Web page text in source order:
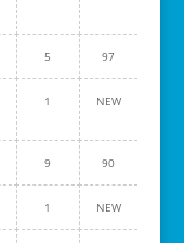
5 97
1 NEW
9 90
1 NEW